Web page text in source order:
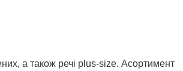
а також речі plus-size. Асортимент